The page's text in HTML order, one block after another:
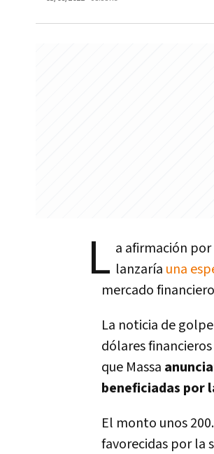
L a afirmación
lanzaría una
mercado
La noticia de
dólares
que Massa
beneficiadas por
El monto unos
favorecidas por la